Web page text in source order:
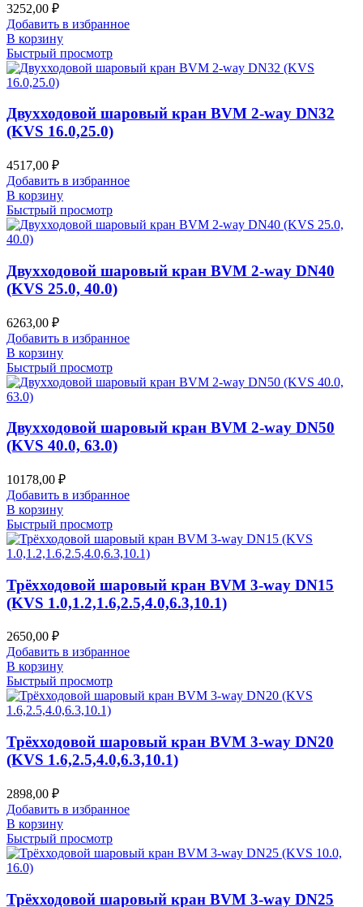
3252,00 ₽
Добавить в избранное
В корзину
Быстрый просмотр
Двухходовой шаровый кран BVM 2-way DN32
(KVS 16.0,25.0)
4517,00 ₽
Добавить в избранное
В корзину
Быстрый просмотр
Двухходовой шаровый кран BVM 2-way DN40
(KVS 25.0, 40.0)
6263,00 ₽
Добавить в избранное
В корзину
Быстрый просмотр
Двухходовой шаровый кран BVM 2-way DN50
(KVS 40.0, 63.0)
10178,00 ₽
Добавить в избранное
В корзину
Быстрый просмотр
Трёхходовой шаровый кран BVM 3-way DN15
(KVS 1.0,1.2,1.6,2.5,4.0,6.3,10.1)
2650,00 ₽
Добавить в избранное
В корзину
Быстрый просмотр
Трёхходовой шаровый кран BVM 3-way DN20
(KVS 1.6,2.5,4.0,6.3,10.1)
2898,00 ₽
Добавить в избранное
В корзину
Быстрый просмотр
Трёхходовой шаровый кран BVM 3-way DN25